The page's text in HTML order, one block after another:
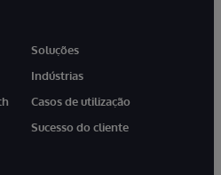
Soluções
Indústrias
Casos de utilização
Sucesso do cliente